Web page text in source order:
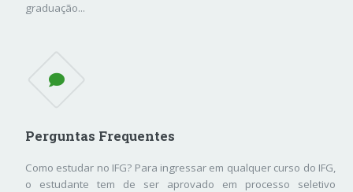
graduação...
Perguntas Frequentes
Como estudar no IFG? Para ingressar em qualquer curso do IFG,
o estudante tem de ser aprovado em processo seletivo